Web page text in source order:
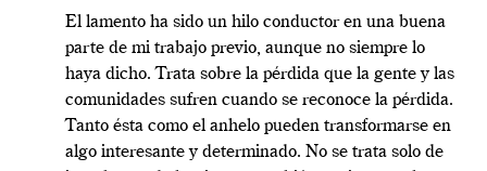
El lamento ha sido un hilo conductor en una buena
parte de mi trabajo previo, aunque no siempre lo
haya dicho. Trata sobre la pérdida que la gente y las
comunidades sufren cuando se reconoce la pérdida.
Tanto ésta como el anhelo pueden transformarse en
algo interesante y determinado. No se trata solo de